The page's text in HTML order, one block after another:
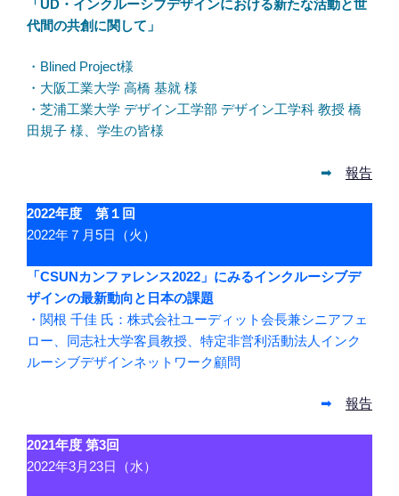
「UD・インクルーシブデザインにおける新たな活動と世
代間の共創に関して」
・Blined Project様
・大阪工業大学 高橋 基就 様
・芝浦工業大学 デザイン工学部 デザイン工学科 教授 橋
田規子 様、学生の皆様
➡ 報告
2022年度 第１回
2022年７月5日（火）
「CSUNカンファレンス2022」にみるインクルーシブデ
ザインの最新動向と日本の課題
・関根 千佳 氏：株式会社ユーディット会長兼シニアフェ
ロー、同志社大学客員教授、特定非営利活動法人インク
ルーシブデザインネットワーク顧問
➡ 報告
2021年度 第3回
2022年3月23日（水）